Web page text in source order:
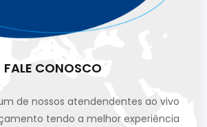
FALE CONOSCO
de nossos atendendentes ao vivo
tendo a melhor experiência